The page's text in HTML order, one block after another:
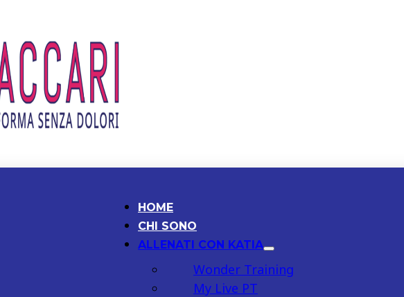
HOME
CHI SONO
ALLENATI CON KATIA
Wonder Training
My Live PT